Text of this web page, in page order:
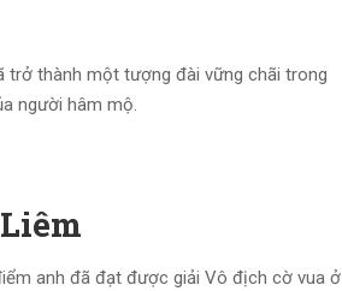
trở thành một tượng đài vững chãi trong
người hâm mộ.
anh đã đạt được giải Vô địch cờ vua ở